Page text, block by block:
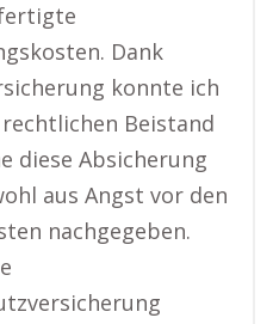
Dank
konnte ich
Beistand
diese Absicherung
aus Angst vor den
nachgegeben.